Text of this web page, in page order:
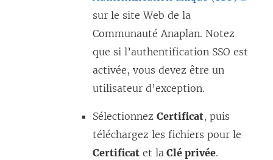
e
f
e
n
ê
t
r
e
)
l
sur le site Web de la
Communauté Anaplan. Notez
que si l’authentification SSO est
activée, vous devez être un
utilisateur d’exception.
Sélectionnez Certificat, puis
téléchargez les fichiers pour le
Certificat et la Clé privée.